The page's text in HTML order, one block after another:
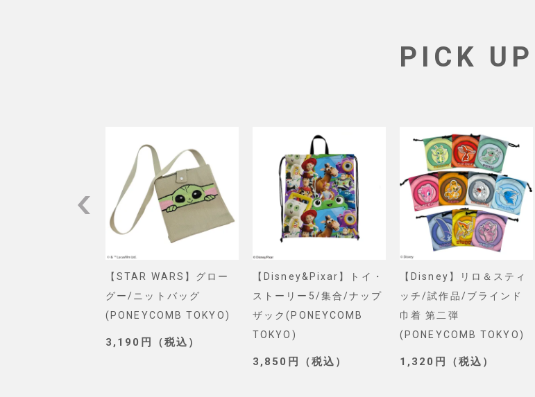
PICK UP
【STAR WARS】グロー
グー/ニットバッグ
(PONEYCOMB TOKYO)
3,190円（税込）
【Disney&Pixar】トイ・
ストーリー5/集合/ナップ
ザック(PONEYCOMB
TOKYO)
3,850円（税込）
【Disney】リロ＆スティ
ッチ/試作品/ブラインド
巾着 第二弾
(PONEYCOMB TOKYO)
1,320円（税込）